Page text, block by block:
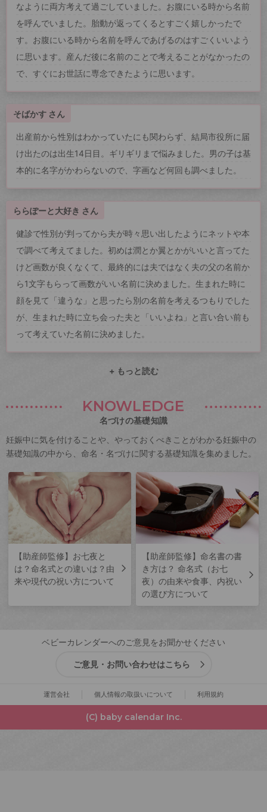
なように両方考えて過ごしていました。お腹にいる時から名前
を呼んでいました。胎動が返ってくるとすごく嬉しかったで
す。お腹にいる時から名前を呼んであげるのはすごくいいよう
に思います。産んだ後に名前のことで考えることがなかったの
で、すぐにお世話に専念できたように思います。
そばかす さん
出産前から性別はわかっていたにも関わらず、結局市役所に届
け出たのは出生14日目。ギリギリまで悩みました。男の子は基
本的に名字がかわらないので、字画など何回も調べました。
ららぽーと大好き さん
健診で性別が判ってから夫が時々思い出したようにネットや本
で調べて考えてました。初めは潤とか翼とかがいいと言ってた
けど画数が良くなくて、最終的には夫ではなく夫の父の名前か
ら1文字もらって画数がいい名前に決めました。生まれた時に
顔を見て「違うな」と思ったら別の名前を考えるつもりでした
が、生まれた時に立ち会った夫と「いいよね」と言い合い前も
って考えていた名前に決めました。
+ もっと読む
KNOWLEDGE
名づけの基礎知識
妊娠中に気を付けることや、やっておくべきことがわかる妊娠中の
基礎知識の中から、命名・名づけに関する基礎知識を集めました。
【助産師監修】お七夜と
は？命名式との違いは？由
来や現代の祝い方について
【助産師監修】命名書の書
き方は？ 命名式（お七
夜）の由来や食事、内祝い
の選び方について
ベビーカレンダーへのご意見をお聞かせください
ご意見・お問い合わせはこちら
運営会社 個人情報の取扱いについて 利用規約
(C) baby calendar Inc.